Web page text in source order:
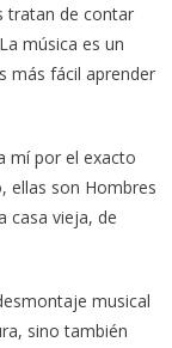
tratan de contar
música es un
más fácil aprender
mí por el exacto
ellas son Hombres
casa vieja, de
musical
sino también